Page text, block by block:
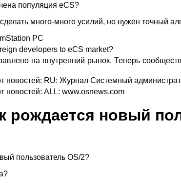
популяция eCS?
много-много усилий, но нужен точный
PC
developers to eCS market?
на внутренний рынок. Теперь
новостей: RU: Журнал Системный
новостей: ALL: www.osnews.com
рождается новый
пользователь OS/2?